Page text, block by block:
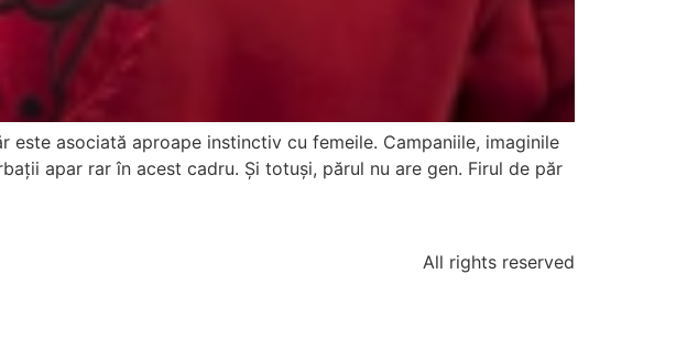
este asociată aproape instinctiv cu femeile. Campaniile, imaginile
apar rar în acest cadru. Și totuși, părul nu are gen. Firul de păr
All rights reserved